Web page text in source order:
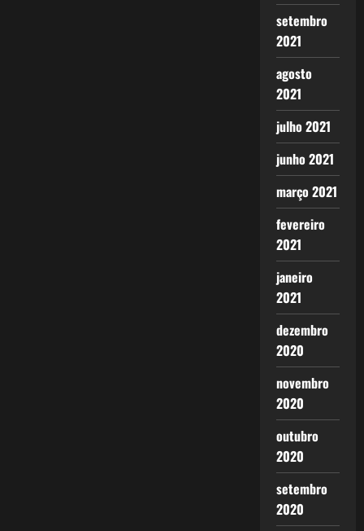
setembro
2021
agosto
2021
julho 2021
junho 2021
março 2021
fevereiro
2021
janeiro
2021
dezembro
2020
novembro
2020
outubro
2020
setembro
2020